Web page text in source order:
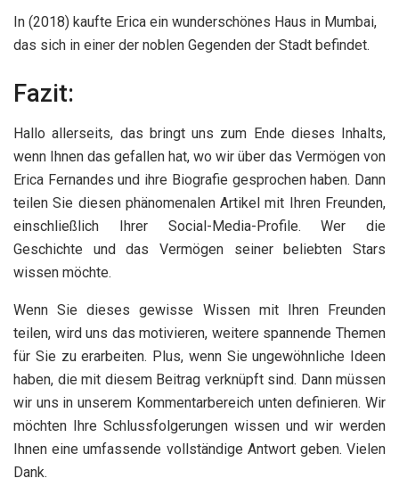
In (2018) kaufte Erica ein wunderschönes Haus in Mumbai,
das sich in einer der noblen Gegenden der Stadt befindet.
Fazit:
Hallo allerseits, das bringt uns zum Ende dieses Inhalts,
wenn Ihnen das gefallen hat, wo wir über das Vermögen von
Erica Fernandes und ihre Biografie gesprochen haben. Dann
teilen Sie diesen phänomenalen Artikel mit Ihren Freunden,
einschließlich Ihrer Social-Media-Profile. Wer die
Geschichte und das Vermögen seiner beliebten Stars
wissen möchte.
Wenn Sie dieses gewisse Wissen mit Ihren Freunden
teilen, wird uns das motivieren, weitere spannende Themen
für Sie zu erarbeiten. Plus, wenn Sie ungewöhnliche Ideen
haben, die mit diesem Beitrag verknüpft sind. Dann müssen
wir uns in unserem Kommentarbereich unten definieren. Wir
möchten Ihre Schlussfolgerungen wissen und wir werden
Ihnen eine umfassende vollständige Antwort geben. Vielen
Dank.